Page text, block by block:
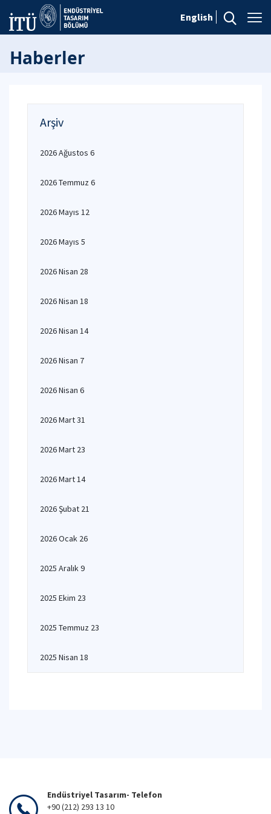
English
Haberler
Arşiv
2026 Ağustos 6
2026 Temmuz 6
2026 Mayıs 12
2026 Mayıs 5
2026 Nisan 28
2026 Nisan 18
2026 Nisan 14
2026 Nisan 7
2026 Nisan 6
2026 Mart 31
2026 Mart 23
2026 Mart 14
2026 Şubat 21
2026 Ocak 26
2025 Aralık 9
2025 Ekim 23
2025 Temmuz 23
2025 Nisan 18
Endüstriyel Tasarım- Telefon
+90 (212) 293 13 10